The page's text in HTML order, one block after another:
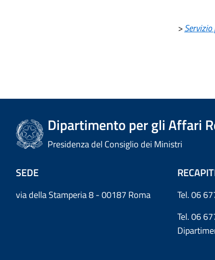
>
Dipartimento per gli Affari
Presidenza del Consiglio dei Ministri
SEDE
via della Stamperia 8 - 00187 Roma
Tel. 06
Tel. 06